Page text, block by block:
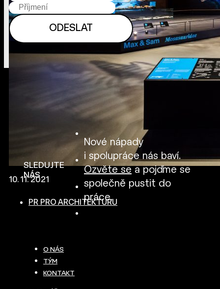
10. 11. 2021
PR PRO ARCHITEKTURU
SLEDUJTE
NÁS
Nové nápady
i spolupráce nás baví.
Ozvěte se a pojďme se
společně pustit do
práce.
O NÁS
TÝM
KONTAKT